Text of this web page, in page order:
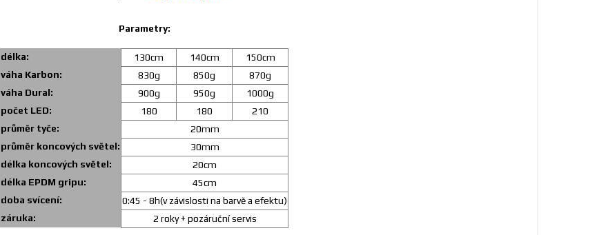
Parametry:
délka: 130cm 140cm
150cm
váha Karbon:
830g 850g
870g
váha Dural:
900g 950g
1000g
počet LED:
180 180
210
průměr tyče:
20mm
průměr koncových světel:
30mm
délka koncových světel:
20cm
délka EPDM gripu:
45cm
doba svícení:
0:45 - 8h(v závislosti na barvě a efektu)
záruka:
2 roky + pozáruční servis